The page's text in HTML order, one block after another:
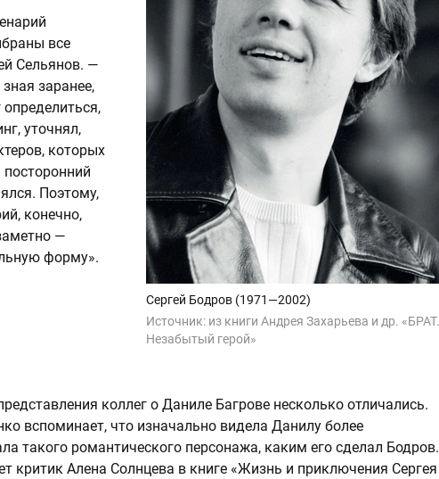
Сергей Бодров (1971—2002)
Источник: из книги Андрея Захарьева и др. «БРАТ.
Незабытый герой»
все
Сельянов. —
заранее,
определиться,
уточнял,
которых
Поэтому,
конечно,
—
форму».
коллег о Даниле Багрове несколько отличались.
вспоминает, что изначально видела Данилу более
такого романтического персонажа, каким его сделал Бодров.
критик Алена Солнцева в книге «Жизнь и приключения Сергея